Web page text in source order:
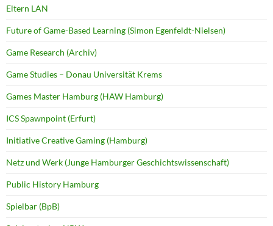
Eltern LAN
Future of Game-Based Learning (Simon Egenfeldt-Nielsen)
Game Research (Archiv)
Game Studies – Donau Universität Krems
Games Master Hamburg (HAW Hamburg)
ICS Spawnpoint (Erfurt)
Initiative Creative Gaming (Hamburg)
Netz und Werk (Junge Hamburger Geschichtswissenschaft)
Public History Hamburg
Spielbar (BpB)